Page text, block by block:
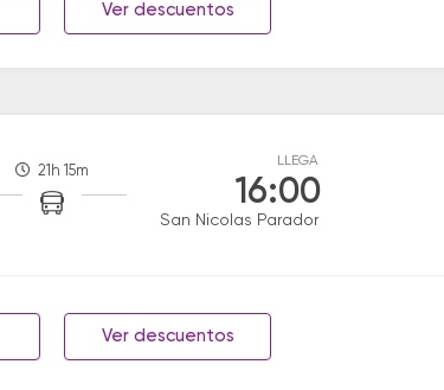
Ver descuentos
21h 15m
LLEGA
16:00
San Nicolas Parador
Ver descuentos